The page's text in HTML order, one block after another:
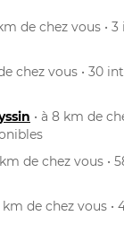
de chez vous •
chez vous • 30
• à 8 km de
km de chez vous •
km de chez vous